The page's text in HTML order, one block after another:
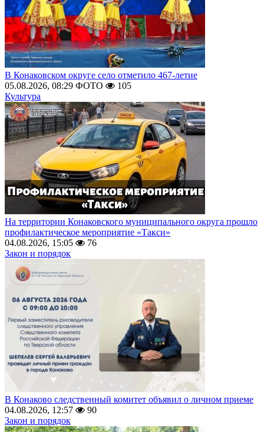
В Конаковском округе село отметило 467-летие
05.08.2026, 08:29 ФОТО
105
Культура
На территории Конаковского муниципального округа прошло
профилактическое мероприятие «Такси»
04.08.2026, 15:05
76
Закон и порядок
В Конаково следственный комитет объявил о личном приеме
04.08.2026, 12:57
90
Закон и порядок